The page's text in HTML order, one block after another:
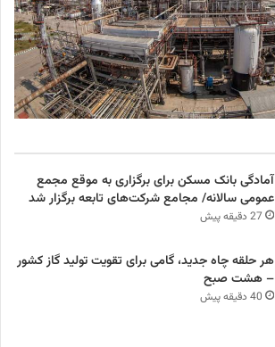
آمادگی بانک مسکن برای برگزاری به موقع مجمع
عمومی سالانه/ مجامع شرکت‌های تابعه برگزار شد
27 دقیقه پیش
هر حلقه چاه جدید، گامی برای تقویت تولید گاز کشور
– هشت صبح
40 دقیقه پیش